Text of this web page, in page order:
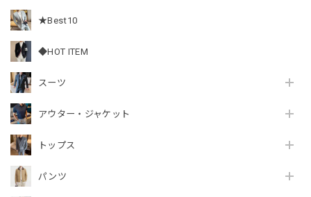
★Best10
◆HOT ITEM
スーツ
アウター・ジャケット
トップス
パンツ